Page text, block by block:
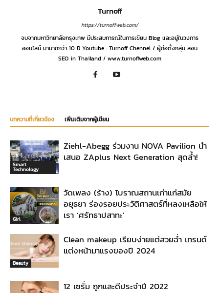
Turnoff
https://turnoffweb.com/
จบจากมหาวิทยาลัยกรุงเทพ มีประสบการณ์ในการเขียน Blog และอยู่ในวงการ
ออนไลน์ มามากกว่า 10 ปี Youtube : Turnoff Chennel / ผู้ก่อตั้งกลุ่ม สอน
SEO in Thailand / www.turnoffweb.com
บทความที่เกี่ยวข้อง เพิ่มเติมจากผู้เขียน
Smart
Technology
Ziehl-Abegg ร่วมงาน NOVA Pavilion นำ
เสนอ ZAplus Next Generation สุดล้ำ!
Girl
วัดเพลง (ร้าง) โบราณสถานเก่าแก่สมัย
อยุธยา ร่องรอยประวัติศาสตร์ที่หลงเหลือให้
เรา ‘ศรัทธาปสาทะ’
Beauty
Clean makeup เรียบง่ายแต่สวยฉ่ำ เทรนด์
แต่งหน้ามาแรงของปี 2024
12 เซรั่ม ถูกและดีประจำปี 2022